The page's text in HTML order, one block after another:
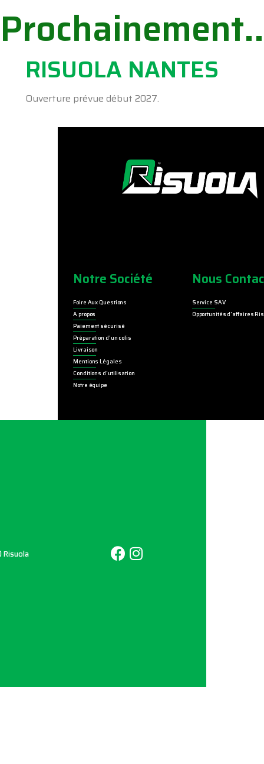
RISUOLA NANTES
Ouverture prévue début 2027.
Notre Société
Foire Aux Questions
A propos
Paiement sécurisé
Préparation d'un colis
Livraison
Mentions Légales
Conditions d'utilisation
Notre équipe
Nous
Service SAV
Opportunités d'affaires
Risuola